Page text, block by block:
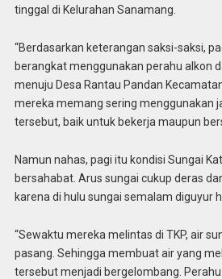
tinggal di Kelurahan Sanamang.
“Berdasarkan keterangan saksi-saksi,
berangkat menggunakan perahu alkon
menuju Desa Rantau Pandan
mereka memang sering menggunakan
tersebut, baik untuk bekerja maupun
Namun nahas, pagi itu kondisi Sungai
bersahabat. Arus sungai cukup deras
karena di hulu sungai semalam diguyur
“Sewaktu mereka melintas di TKP, air
pasang. Sehingga membuat air yang
tersebut menjadi bergelombang.